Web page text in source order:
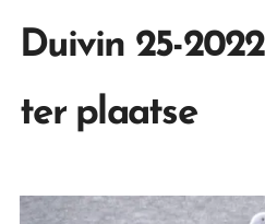
Duivin 25-
ter plaatse